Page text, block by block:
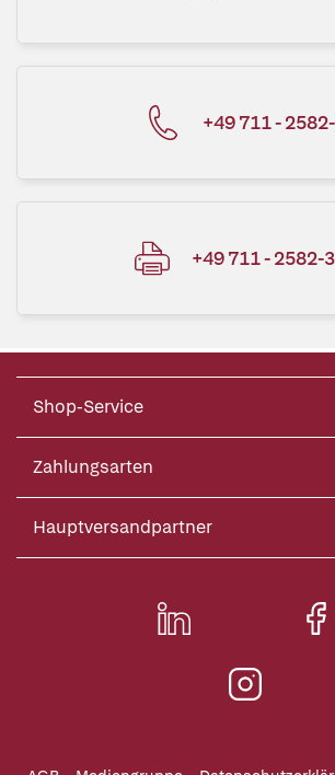
+49 711 -
+49 711 - 2582-
Shop-Service
Zahlungsarten
Hauptversandpartner